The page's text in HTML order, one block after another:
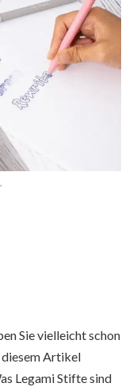
Sie vielleicht schon
diesem Artikel
Legami Stifte sind